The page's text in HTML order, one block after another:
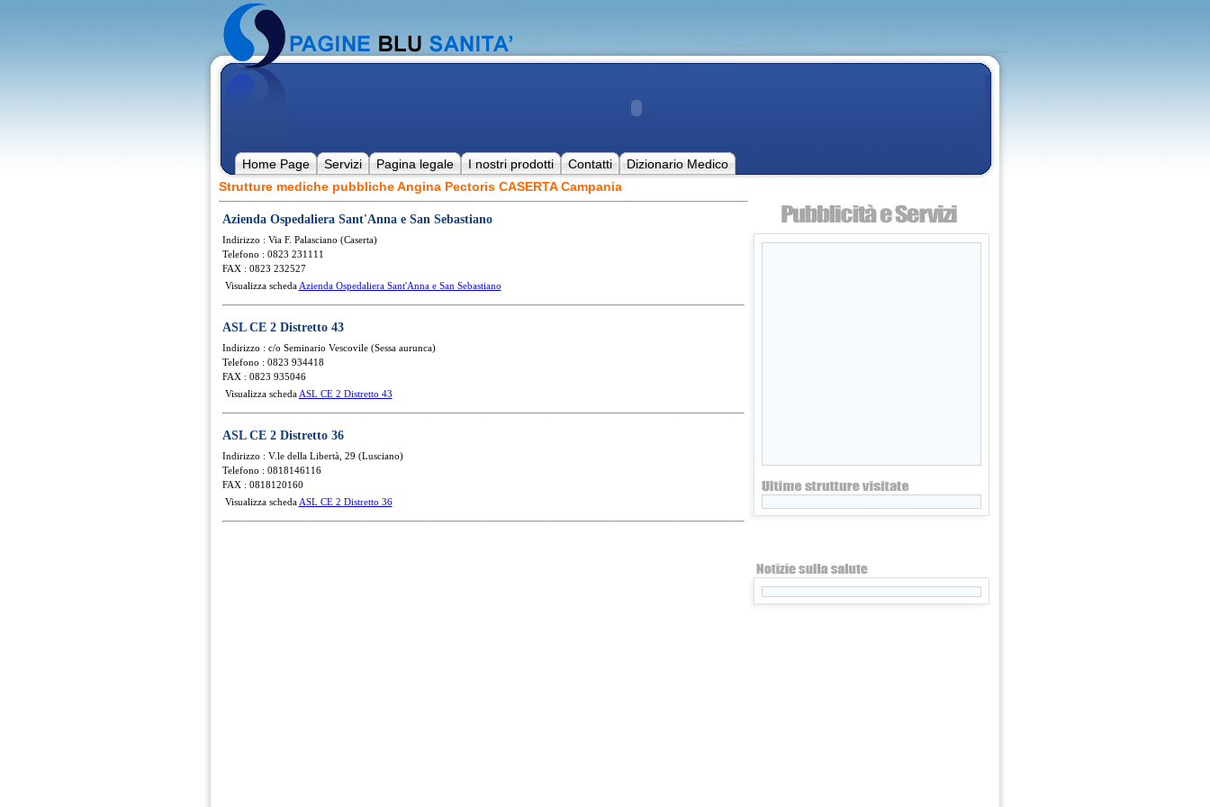
Home Page Servizi Pagina legale I nostri prodotti Contatti
Dizionario Medico
Strutture mediche pubbliche Angina Pectoris CASERTA Campania
Azienda Ospedaliera Sant'Anna e San Sebastiano
Indirizzo : Via F. Palasciano (Caserta)
Telefono : 0823 231111
FAX : 0823 232527
Visualizza scheda Azienda Ospedaliera Sant'Anna e San Sebastiano
ASL CE 2 Distretto 43
Indirizzo : c/o Seminario Vescovile (Sessa aurunca)
Telefono : 0823 934418
FAX : 0823 935046
Visualizza scheda ASL CE 2 Distretto 43
ASL CE 2 Distretto 36
Indirizzo : V.le della Libertà, 29 (Lusciano)
Telefono : 0818146116
FAX : 0818120160
Visualizza scheda ASL CE 2 Distretto 36